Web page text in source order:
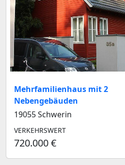
Mehrfamilienhaus mit 2
Nebengebäuden
19055 Schwerin
VERKEHRSWERT
720.000 €